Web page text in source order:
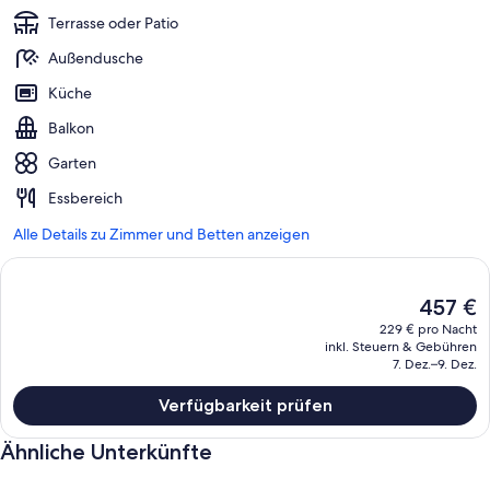
Terrasse oder Patio
Außendusche
Küche
Balkon
Garten
Essbereich
Alle Details zu Zimmer und Betten anzeigen
Der
aktuelle
Preis
beträgt
457 €.
457 €
229 € pro Nacht
inkl. Steuern & Gebühren
7. Dez.–9. Dez.
Verfügbarkeit prüfen
Ähnliche Unterkünfte